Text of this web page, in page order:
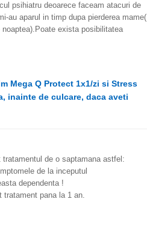
psihiatru deoarece faceam atacuri de
au aparul in timp dupa pierderea mame(
exista posibilitatea
Mega Q Protect 1x1/zi si Stress
inainte de culcare, daca aveti
de o saptamana astfel:
de la inceputul
dependenta !
pana la 1 an.